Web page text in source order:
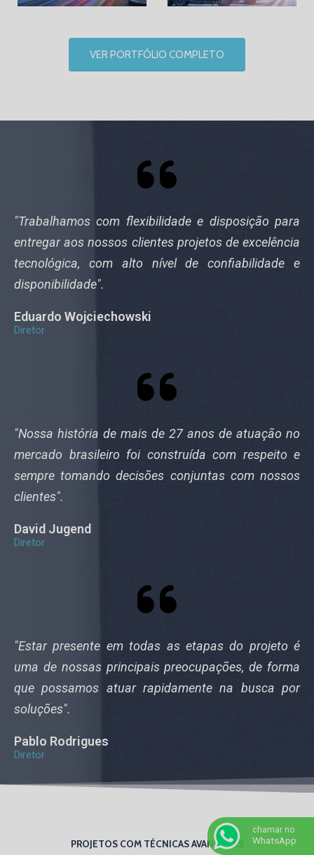
VER PORTFÓLIO COMPLETO
"Trabalhamos com flexibilidade e disposição para
entregar aos nossos clientes projetos de excelência
tecnológica, com alto nível de confiabilidade e
disponibilidade".
Eduardo Wojciechowski
Diretor
"Nossa história de mais de 27 anos de atuação no
mercado brasileiro foi construída com respeito e
sempre tomando decisões conjuntas com nossos
clientes".
David Jugend
Diretor
"Estar presente em todas as etapas do projeto é
uma de nossas principais preocupações, de forma
que possamos atuar rapidamente na busca por
soluções".
Pablo Rodrigues
Diretor
PROJETOS COM TÉCNICAS AVANÇADAS
chamar no
WhatsApp